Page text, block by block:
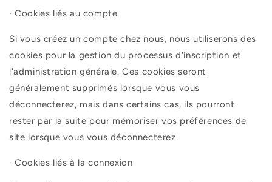
· Cookies liés au compte
Si vous créez un compte chez nous, nous utiliserons des
cookies pour la gestion du processus d'inscription et
l'administration générale. Ces cookies seront
généralement supprimés lorsque vous vous
déconnecterez, mais dans certains cas, ils pourront
rester par la suite pour mémoriser vos préférences de
site lorsque vous vous déconnecterez.
· Cookies liés à la connexion